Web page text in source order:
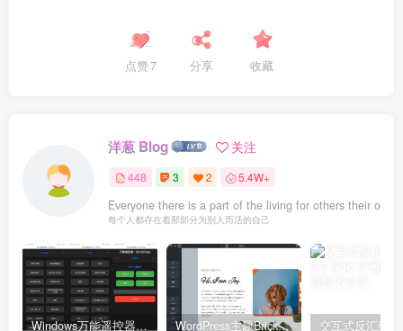
点赞7 分享 收藏
洋葱 Blog 关注
448 3 2 5.4W+
Everyone there is a part of the living for others their own.
每个人都存在着那部分为别人而活的自己
Windows万能遥控器 V0.1 WordPress主题Bricks v1.9 破解版